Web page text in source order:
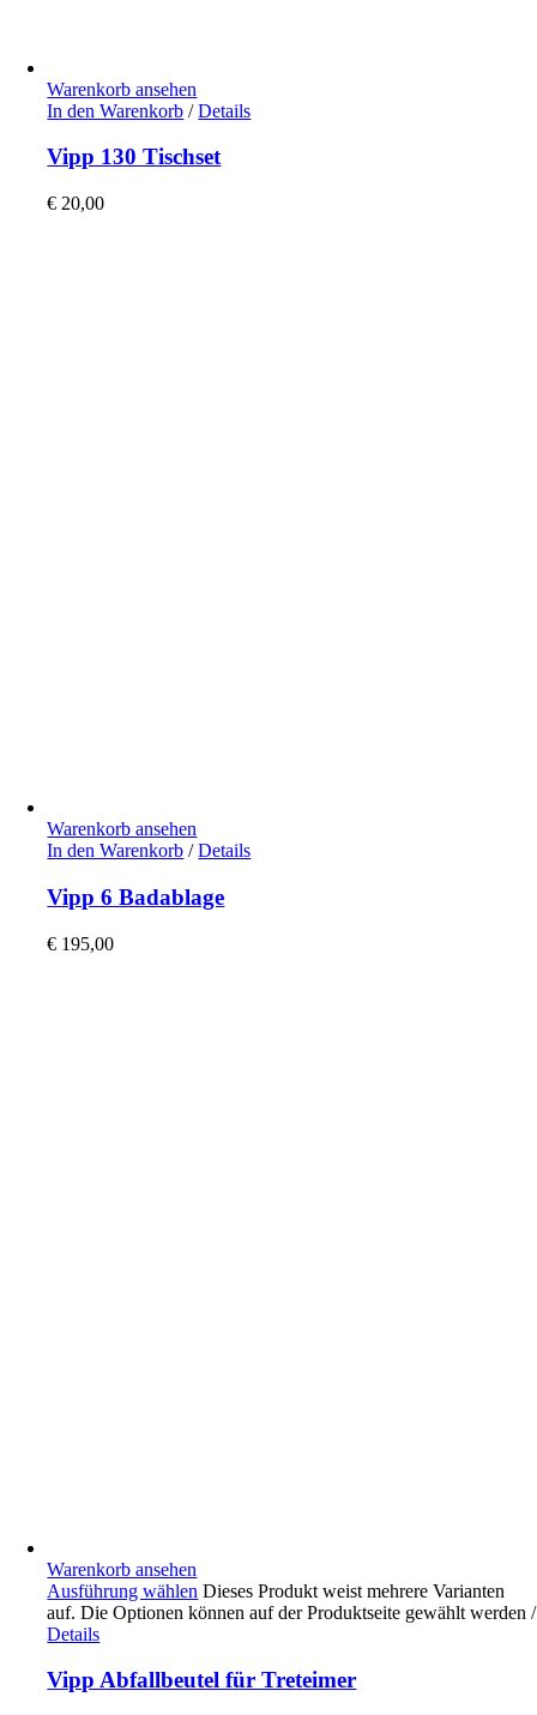
Warenkorb ansehen
In den Warenkorb / Details
Vipp 130 Tischset
€ 20,00
Warenkorb ansehen
In den Warenkorb / Details
Vipp 6 Badablage
€ 195,00
Warenkorb ansehen
Ausführung wählen Dieses Produkt weist mehrere Varianten
auf. Die Optionen können auf der Produktseite gewählt werden/
Details
Vipp Abfallbeutel für Treteimer